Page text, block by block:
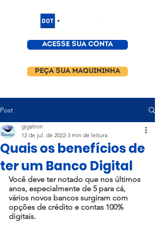
ACESSE SUA CONTA
PEÇA SUA MAQUININHA
Post
Quais os benefícios de
ter um Banco Digital
gigatron
12 de jul. de 2022 3 min de leitura
Você deve ter notado que nos últimos
anos, especialmente de 5 para cá,
vários novos bancos surgiram com
opções de crédito e contas 100%
digitais.